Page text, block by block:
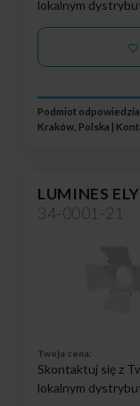
lokalnym
Podmiot
Kraków, Polska |
LUMINES
34-0001-21
Twoja cena:
Skontaktuj się z
lokalnym